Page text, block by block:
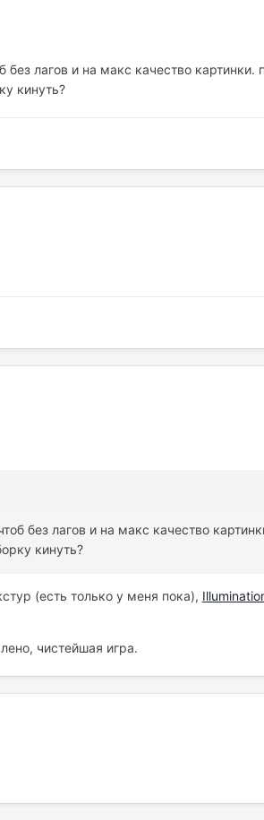
лагов и на макс качество
кинуть?
без лагов и на макс качество
кинуть?
(есть только у меня пока),
чистейшая игра.